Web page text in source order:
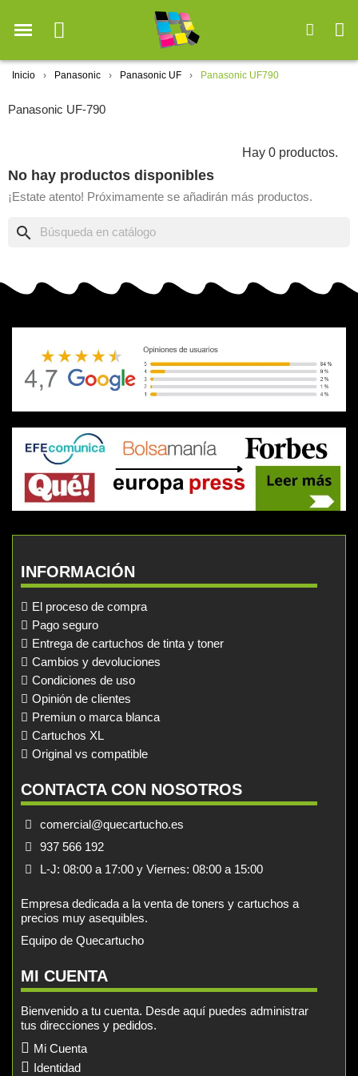
Inicio Panasonic Panasonic UF Panasonic UF790
Panasonic UF-790
Hay 0 productos.
No hay productos disponibles
¡Estate atento! Próximamente se añadirán más productos.
search
INFORMACIÓN
El proceso de compra
Pago seguro
Entrega de cartuchos de tinta y toner
Cambios y devoluciones
Condiciones de uso
Opinión de clientes
Premiun o marca blanca
Cartuchos XL
Original vs compatible
CONTACTA CON NOSOTROS
comercial@quecartucho.es
937 566 192
L-J: 08:00 a 17:00 y Viernes: 08:00 a 15:00
Empresa dedicada a la venta de toners y cartuchos a
precios muy asequibles.
Equipo de Quecartucho
MI CUENTA
Bienvenido a tu cuenta. Desde aquí puedes administrar
tus direcciones y pedidos.
Mi Cuenta
Identidad